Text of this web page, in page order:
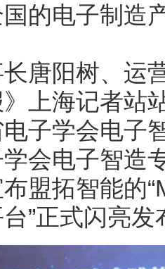
的电子制造
唐阳树、运
上海记者站
子学会电子
会电子智造
盟拓智能的
”正式闪亮发